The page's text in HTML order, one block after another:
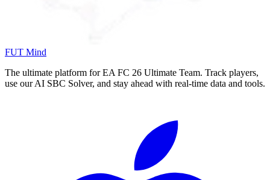
FUT Mind
The ultimate platform for EA FC 26 Ultimate Team. Track players,
use our AI SBC Solver, and stay ahead with real-time data and tools.